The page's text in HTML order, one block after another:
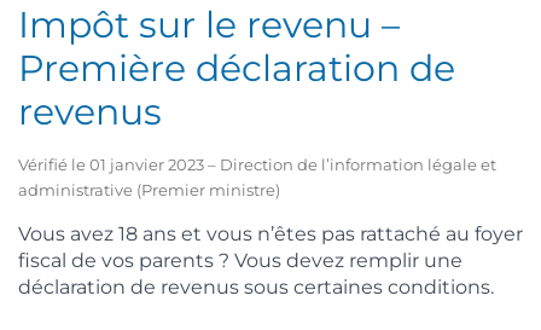
Impôt sur le revenu –
Première déclaration de
revenus
Vérifié le 01 janvier 2023 – Direction de l’information légale et
administrative (Premier ministre)
Vous avez 18 ans et vous n’êtes pas rattaché au foyer
fiscal de vos parents ? Vous devez remplir une
déclaration de revenus sous certaines conditions.